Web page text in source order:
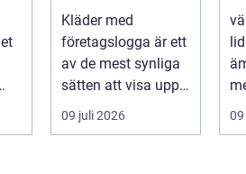
varumärke i
vardagen
Kläder med
företagslogga är ett
av de mest synliga
sätten att visa upp
ett varum...
09 juli 2026